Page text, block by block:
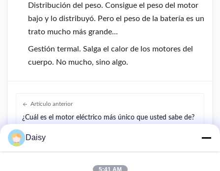
Distribución del peso. Consigue el peso del motor
bajo y lo distribuyó. Pero el peso de la batería es un
trato mucho más grande…
Gestión termal. Salga el calor de los motores del
cuerpo. No mucho, sino algo.
Artículo anterior
¿Cuál es el motor eléctrico más único que usted sabe de?
¿Qué suceden cuando una fase se corta en motor
Daisy
5:41 AM